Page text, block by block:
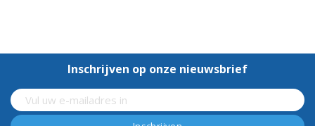
Inschrijven op onze nieuwsbrief